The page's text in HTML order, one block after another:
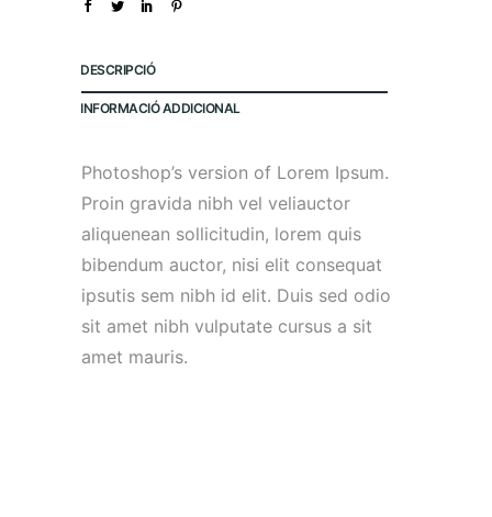
a
£
3
.
0
0
.
1
0
.
DESCRIPCIÓ
INFORMACIÓ ADDICIONAL
Photoshop’s version of Lorem Ipsum.
Proin gravida nibh vel veliauctor
aliquenean sollicitudin, lorem quis
bibendum auctor, nisi elit consequat
ipsutis sem nibh id elit. Duis sed odio
sit amet nibh vulputate cursus a sit
amet mauris.